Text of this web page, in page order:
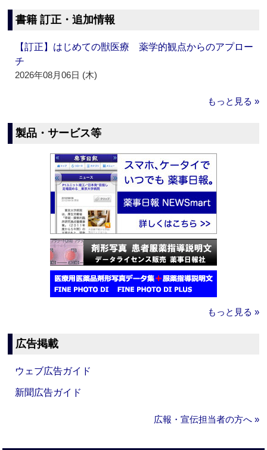
書籍 訂正・追加情報
【訂正】はじめての獣医療 薬学的観点からのアプロー
チ
2026年08月06日 (木)
もっと見る »
製品・サービス等
もっと見る »
広告掲載
ウェブ広告ガイド
新聞広告ガイド
広報・宣伝担当者の方へ »